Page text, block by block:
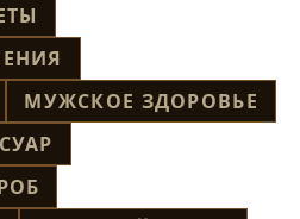
МУЖСКОЕ ЗДОРОВЬЕ